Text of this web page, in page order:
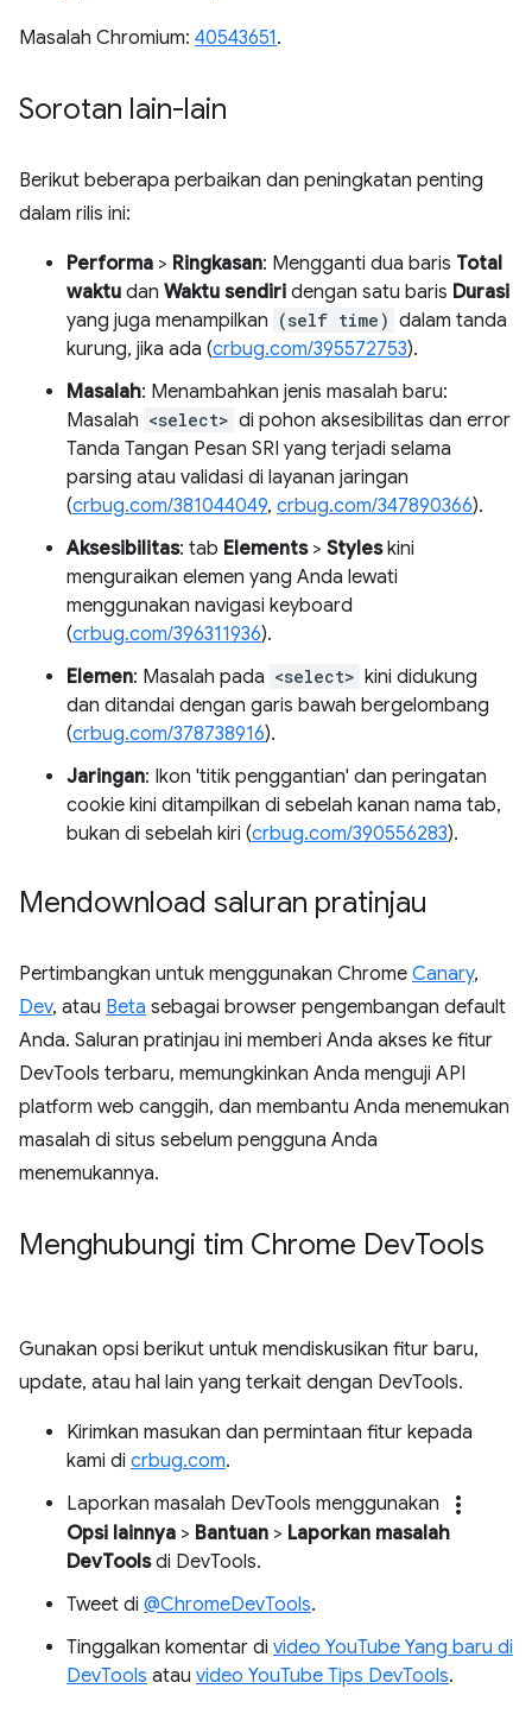
Masalah Chromium: 40543651.
Sorotan lain-lain
Berikut beberapa perbaikan dan peningkatan penting
dalam rilis ini:
Performa > Ringkasan: Mengganti dua baris Total
waktu dan Waktu sendiri dengan satu baris Durasi
yang juga menampilkan (self time) dalam tanda
kurung, jika ada (crbug.com/395572753).
Masalah: Menambahkan jenis masalah baru:
Masalah <select> di pohon aksesibilitas dan error
Tanda Tangan Pesan SRI yang terjadi selama
parsing atau validasi di layanan jaringan
(crbug.com/381044049, crbug.com/347890366).
Aksesibilitas: tab Elements> Styleskini
menguraikan elemen yang Anda lewati
menggunakan navigasi keyboard
(crbug.com/396311936).
Elemen: Masalah pada <select> kini didukung
dan ditandai dengan garis bawah bergelombang
(crbug.com/378738916).
Jaringan: Ikon 'titik penggantian' dan peringatan
cookie kini ditampilkan di sebelah kanan nama tab,
bukan di sebelah kiri (crbug.com/390556283).
Mendownload saluran pratinjau
Pertimbangkan untuk menggunakan Chrome Canary,
Dev, atau Beta sebagai browser pengembangan default
Anda. Saluran pratinjau ini memberi Anda akses ke fitur
DevTools terbaru, memungkinkan Anda menguji API
platform web canggih, dan membantu Anda menemukan
masalah di situs sebelum pengguna Anda
menemukannya.
Menghubungi tim Chrome DevTools
Gunakan opsi berikut untuk mendiskusikan fitur baru,
update, atau hal lain yang terkait dengan DevTools.
Kirimkan masukan dan permintaan fitur kepada
kami di crbug.com.
Laporkan masalah DevTools menggunakan
more_vert
Opsi lainnya > Bantuan > Laporkan masalah
DevToolsdi DevTools.
Tweet di @ChromeDevTools.
Tinggalkan komentar di video YouTube Yang baru di
DevTools atau video YouTube Tips DevTools.